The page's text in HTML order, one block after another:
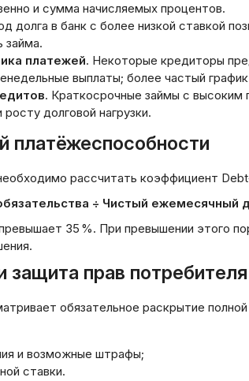
и сумма начисляемых процентов.
долга в банк с более низкой ставкой
займа.
платежей. Некоторые кредиторы
выплаты; более частый
. Краткосрочные займы с высоким
долговой нагрузки.
платёжеспособности
рассчитать коэффициент
÷ Чистый ежемесячный
35 %. При превышении этого
защита прав потребителя
обязательное раскрытие
и возможные штрафы;
ставки.
Как работает скоринг
заемщика: подробный
аналитический обзор